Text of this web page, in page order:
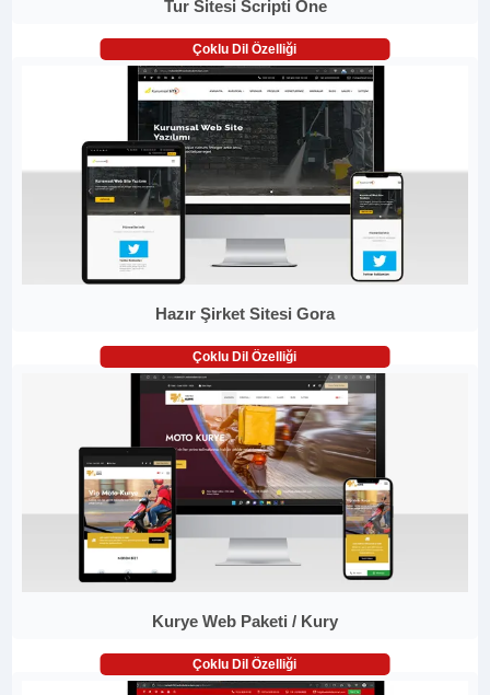
Tur Sitesi Scripti One
Çoklu Dil Özelliği
Hazır Şirket Sitesi Gora
Çoklu Dil Özelliği
Kurye Web Paketi / Kury
Çoklu Dil Özelliği